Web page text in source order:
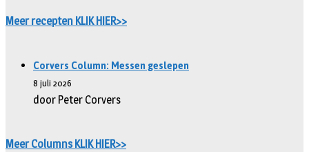
Meer recepten KLIK HIER>>
Corvers Column: Messen geslepen
8 juli 2026
door Peter Corvers
Meer Columns KLIK HIER>>